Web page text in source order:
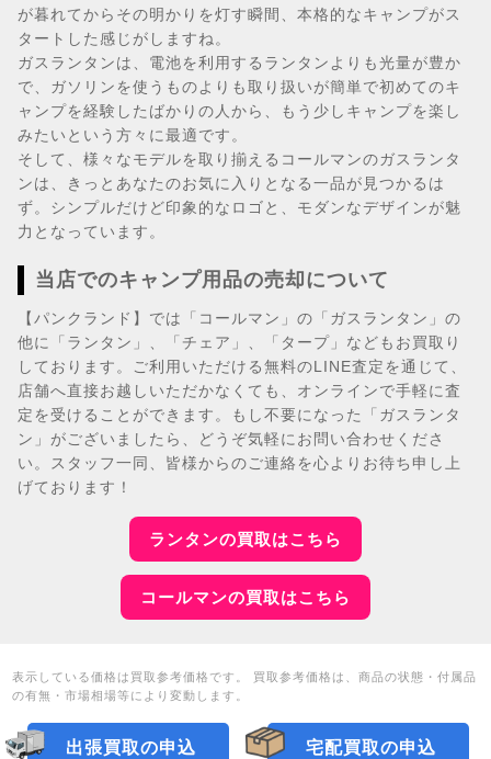
が暮れてからその明かりを灯す瞬間、本格的なキャンプがス
タートした感じがしますね。
ガスランタンは、電池を利用するランタンよりも光量が豊か
で、ガソリンを使うものよりも取り扱いが簡単で初めてのキ
ャンプを経験したばかりの人から、もう少しキャンプを楽し
みたいという方々に最適です。
そして、様々なモデルを取り揃えるコールマンのガスランタ
ンは、きっとあなたのお気に入りとなる一品が見つかるは
ず。シンプルだけど印象的なロゴと、モダンなデザインが魅
力となっています。
当店でのキャンプ用品の売却について
【パンクランド】では「コールマン」の「ガスランタン」の
他に「ランタン」、「チェア」、「タープ」などもお買取り
しております。ご利用いただける無料のLINE査定を通じて、
店舗へ直接お越しいただかなくても、オンラインで手軽に査
定を受けることができます。もし不要になった「ガスランタ
ン」がございましたら、どうぞ気軽にお問い合わせくださ
い。スタッフ一同、皆様からのご連絡を心よりお待ち申し上
げております！
ランタンの買取はこちら
コールマンの買取はこちら
表示している価格は買取参考価格です。 買取参考価格は、商品の状態・付属品
の有無・市場相場等により変動します。
出張買取の申込 宅配買取の申込